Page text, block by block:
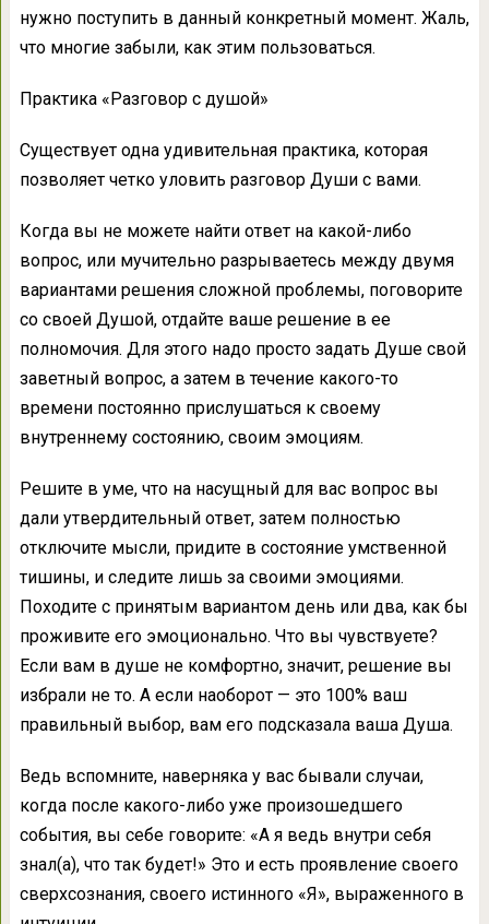
нужно поступить в данный конкретный момент. Жаль,
что многие забыли, как этим пользоваться.
Практика «Разговор с душой»
Существует одна удивительная практика, которая
позволяет четко уловить разговор Души с вами.
Когда вы не можете найти ответ на какой-либо
вопрос, или мучительно разрываетесь между двумя
вариантами решения сложной проблемы, поговорите
со своей Душой, отдайте ваше решение в ее
полномочия. Для этого надо просто задать Душе свой
заветный вопрос, а затем в течение какого-то
времени постоянно прислушаться к своему
внутреннему состоянию, своим эмоциям.
Решите в уме, что на насущный для вас вопрос вы
дали утвердительный ответ, затем полностью
отключите мысли, придите в состояние умственной
тишины, и следите лишь за своими эмоциями.
Походите с принятым вариантом день или два, как бы
проживите его эмоционально. Что вы чувствуете?
Если вам в душе не комфортно, значит, решение вы
избрали не то. А если наоборот — это 100% ваш
правильный выбор, вам его подсказала ваша Душа.
Ведь вспомните, наверняка у вас бывали случаи,
когда после какого-либо уже произошедшего
события, вы себе говорите: «А я ведь внутри себя
знал(а), что так будет!» Это и есть проявление своего
сверхсознания, своего истинного «Я», выраженного в